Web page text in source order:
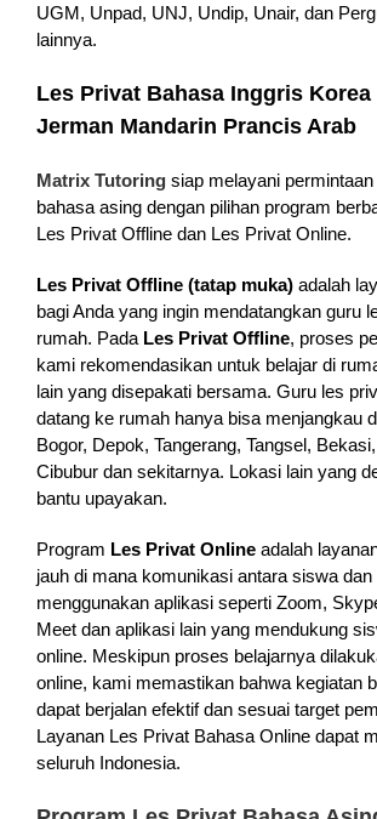
UGM, Unpad, UNJ, Undip, Unair, dan
lainnya.
Les Privat Bahasa Inggris Korea
Jerman Mandarin Prancis Arab
Matrix Tutoring siap melayani
bahasa asing dengan pilihan program
Les Privat Offline dan Les Privat Online.
Les Privat Offline (tatap muka) adalah
bagi Anda yang ingin mendatangkan guru
rumah. Pada Les Privat Offline, proses
kami rekomendasikan untuk belajar di
lain yang disepakati bersama. Guru les
datang ke rumah hanya bisa menjangkau
Bogor, Depok, Tangerang, Tangsel,
Cibubur dan sekitarnya. Lokasi lain yang
bantu upayakan.
Program Les Privat Online adalah
jauh di mana komunikasi antara siswa dan
menggunakan aplikasi seperti Zoom,
Meet dan aplikasi lain yang mendukung
online. Meskipun proses belajarnya
online, kami memastikan bahwa kegiatan
dapat berjalan efektif dan sesuai target
Layanan Les Privat Bahasa Online dapat
seluruh Indonesia.